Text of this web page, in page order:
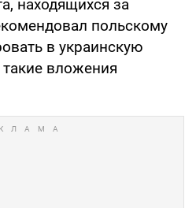
находящихся за
польскому
в украинскую
вложения